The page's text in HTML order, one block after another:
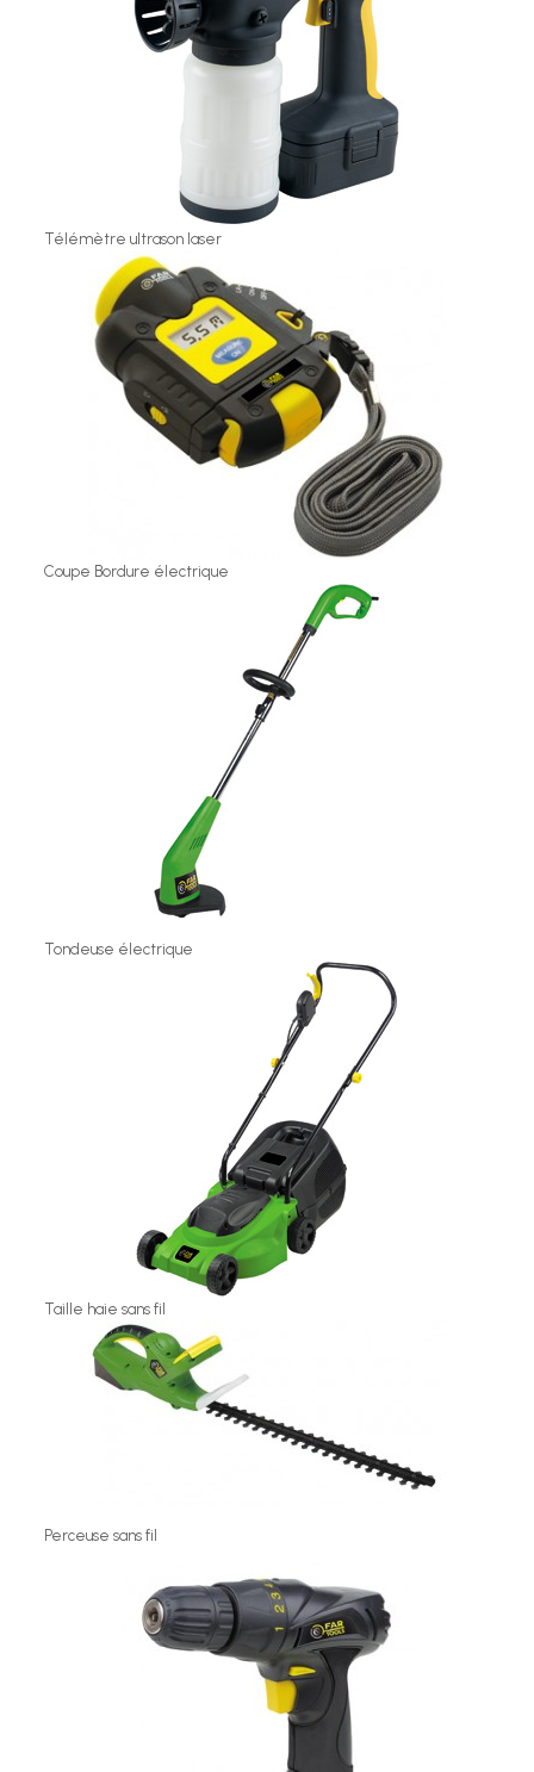
Télémètre ultrason laser
Coupe Bordure électrique
Tondeuse électrique
Taille haie sans fil
Perceuse sans fil